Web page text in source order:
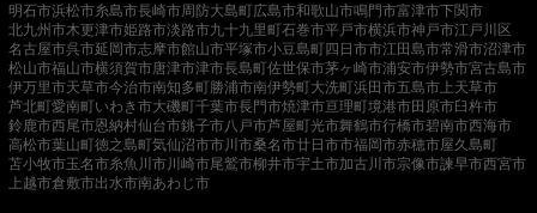
明石市浜松市糸島市長崎市周防大島町広島市和歌山市鳴門市富津市下関市
北九州市木更津市姫路市淡路市九十九里町石巻市平戸市横浜市神戸市江戸川区
名古屋市呉市延岡市志摩市館山市平塚市小豆島町四日市市江田島市常滑市沼津市
松山市福山市横須賀市唐津市津市長島町佐世保市茅ヶ崎市浦安市伊勢市宮古島市
伊万里市天草市今治市南知多町勝浦市南伊勢町大洗町浜田市五島市 上天草市
芦北町愛南町いわき市大磯町千葉市長門市焼津市亘理町境港市田原市臼杵市
鈴鹿市西尾市恩納村仙台市銚子市八戸市芦屋町光市舞鶴市行橋市碧南市西海市
高松市葉山町徳之島町気仙沼市市川市桑名市廿日市市福岡市赤穂市屋久島町
苫小牧市玉名市糸魚川市 川崎市尾鷲市柳井市宇土市加古川市宗像市諫早市西宮市
上越市倉敷市出水市南あわじ市